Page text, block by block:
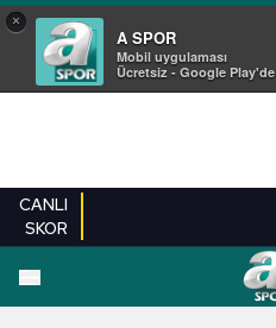
×
A SPOR
Mobil uygulaması
Ücretsiz - Google Play'de
CANLI
SKOR
EN YENILER